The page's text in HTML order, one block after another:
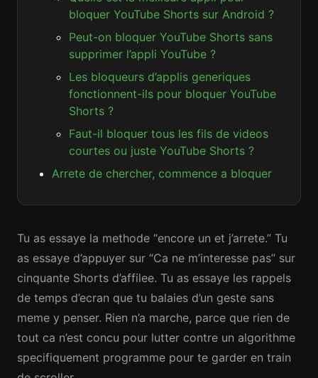
bloquer YouTube Shorts sur Android ?
Peut-on bloquer YouTube Shorts sans
supprimer l’appli YouTube ?
Les bloqueurs d’applis generiques
fonctionnent-ils pour bloquer YouTube
Shorts ?
Faut-il bloquer tous les fils de videos
courtes ou juste YouTube Shorts ?
Arrete de chercher, commence a bloquer
Tu as essaye la methode “encore un et j’arrete.” Tu
as essaye d’appuyer sur “Ca ne m’interesse pas” sur
cinquante Shorts d’affilee. Tu as essaye les rappels
de temps d’ecran que tu balaies d’un geste sans
meme y penser. Rien n’a marche, parce que rien de
tout ca n’est concu pour lutter contre un algorithme
specifiquement programme pour te garder en train